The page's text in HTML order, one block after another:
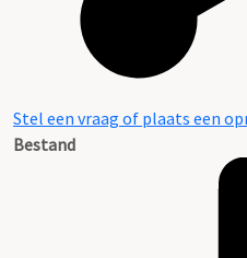
Stel een vraag of plaats een
Bestand